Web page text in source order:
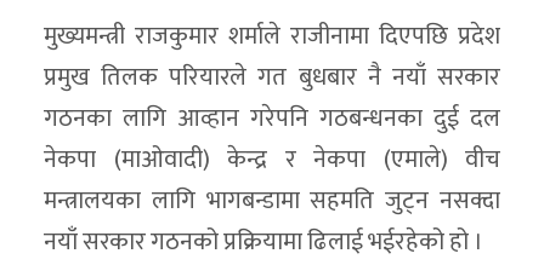
मुख्यमन्त्री राजकुमार शर्माले राजीनामा दिएपछि प्रदेश
प्रमुख तिलक परियारले गत बुधबार नै नयाँ सरकार
गठनका लागि आव्हान गरेपनि गठबन्धनका दुई दल
नेकपा (माओवादी) केन्द्र र नेकपा (एमाले) वीच
मन्त्रालयका लागि भागबन्डामा सहमति जुट्न नसक्दा
नयाँ सरकार गठनको प्रक्रियामा ढिलाई भईरहेको हो ।